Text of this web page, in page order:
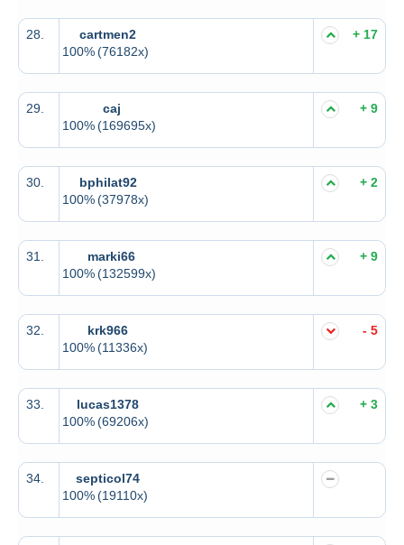
28.
cartmen2
100%(76182x)
+ 17
29.
caj
100%(169695x)
+ 9
30.
bphilat92
100%(37978x)
+ 2
31.
marki66
100%(132599x)
+ 9
32.
krk966
100%(11336x)
- 5
33.
lucas1378
100%(69206x)
+ 3
34.
septicol74
100%(19110x)